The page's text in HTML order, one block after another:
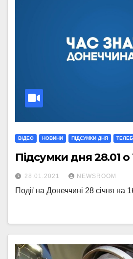
ВІДЕО НОВИНИ ПІДСУМКИ ДНЯ
Підсумки дня 28.01 о
28.01.2021 NEWSROOM
Події на Донеччині 28 січня на